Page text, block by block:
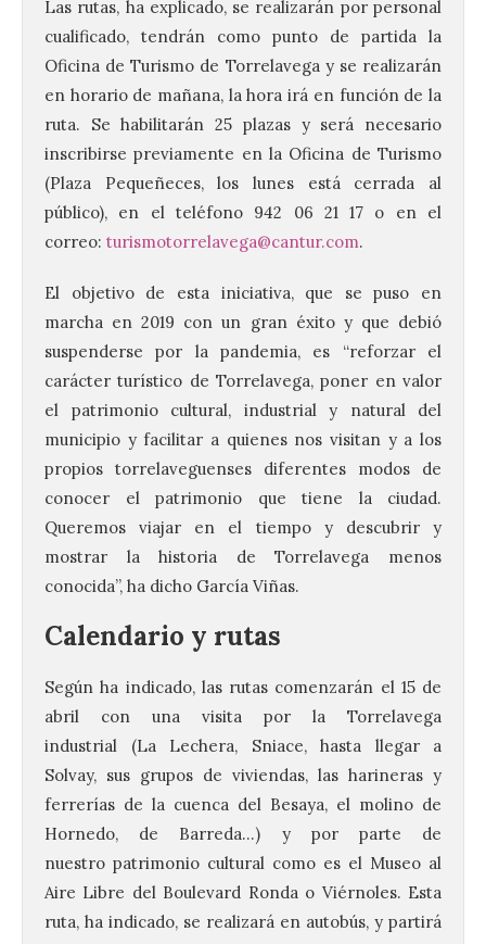
Las rutas, ha explicado, se realizarán por personal
cualificado, tendrán como punto de partida la
Oficina de Turismo de Torrelavega y se realizarán
en horario de mañana, la hora irá en función de la
ruta. Se habilitarán 25 plazas y será necesario
inscribirse previamente en la Oficina de Turismo
(Plaza Pequeñeces, los lunes está cerrada al
público), en el teléfono 942 06 21 17 o en el
correo: turismotorrelavega@cantur.com.
El objetivo de esta iniciativa, que se puso en
marcha en 2019 con un gran éxito y que debió
suspenderse por la pandemia, es “reforzar el
carácter turístico de Torrelavega, poner en valor
el patrimonio cultural, industrial y natural del
municipio y facilitar a quienes nos visitan y a los
propios torrelaveguenses diferentes modos de
conocer el patrimonio que tiene la ciudad.
Queremos viajar en el tiempo y descubrir y
mostrar la historia de Torrelavega menos
conocida”, ha dicho García Viñas.
Calendario y rutas
Según ha indicado, las rutas comenzarán el 15 de
abril con una visita por la Torrelavega
industrial (La Lechera, Sniace, hasta llegar a
Solvay, sus grupos de viviendas, las harineras y
ferrerías de la cuenca del Besaya, el molino de
Hornedo, de Barreda…) y por parte de
nuestro patrimonio cultural como es el Museo al
Aire Libre del Boulevard Ronda o Viérnoles. Esta
ruta, ha indicado, se realizará en autobús, y partirá